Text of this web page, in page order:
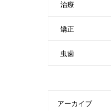
治療
矯正
虫歯
アーカイブ